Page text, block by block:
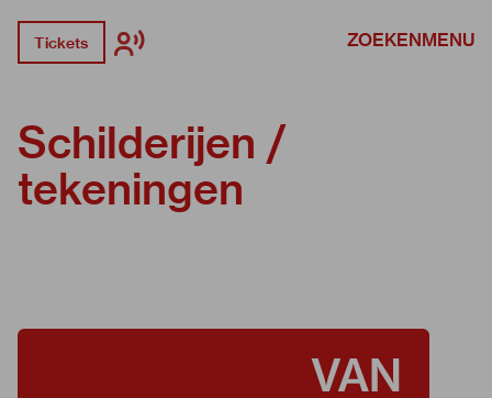
Tickets ZOEKENMENU
Schilderijen /
tekeningen